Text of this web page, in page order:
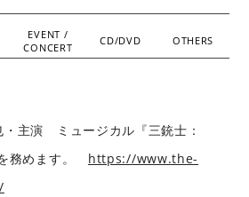
EVENT /
CONCERT
CD/DVD OTHERS
主演 ミュージカル『三銃士：
務めます。 https://www.the-